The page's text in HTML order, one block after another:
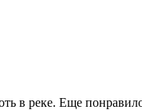
в реке. Еще